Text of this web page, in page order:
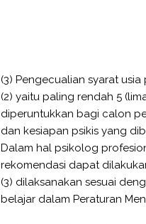
(3) Pengecualian syarat
(2) yaitu paling rendah 5
diperuntukkan bagi calon
dan kesiapan psikis yang
Dalam hal psikolog
rekomendasi dapat
(3) dilaksanakan sesuai
belajar dalam Peraturan